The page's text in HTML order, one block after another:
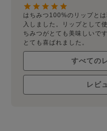
はちみつ100%のリップと
入しました。リップとして
ちみつがとても美味しいで
とても喜ばれました。
すべての
レビ